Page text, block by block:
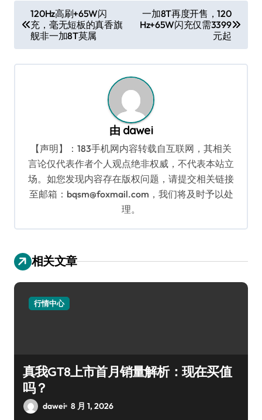
章
导
航
120Hz高刷+65W闪
充，毫无短板的真香旗
舰非一加8T莫属
一加8T再度开售，120
Hz+65W闪充仅需3399
元起
由 dawei
【声明】：183手机网内容转载自互联网，其相关
言论仅代表作者个人观点绝非权威，不代表本站立
场。如您发现内容存在版权问题，请提交相关链接
至邮箱：bqsm@foxmail.com，我们将及时予以处
理。
相关文章
行情中心
真我GT8上市首月销量解析：现在买值
吗？
dawei 8 月 1, 2026